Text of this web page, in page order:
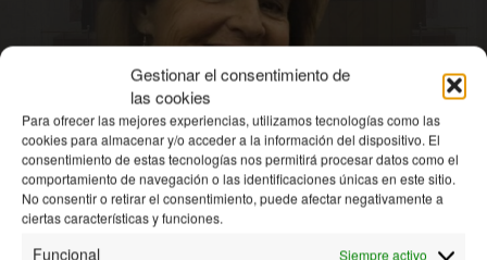
Gestionar el consentimiento de
las cookies
Para ofrecer las mejores experiencias, utilizamos tecnologías como las
cookies para almacenar y/o acceder a la información del dispositivo. El
consentimiento de estas tecnologías nos permitirá procesar datos como el
comportamiento de navegación o las identificaciones únicas en este sitio.
No consentir o retirar el consentimiento, puede afectar negativamente a
ciertas características y funciones.
Funcional Siempre activo
28 JUL | Esperanza Oña | El
verdadero poder